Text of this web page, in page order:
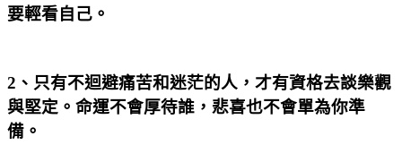
要輕看自己。
2 、只有不迴避痛苦和迷茫的人，才有資格去談樂觀
與堅定。命運不會厚待誰，悲喜也不會單為你準
備。